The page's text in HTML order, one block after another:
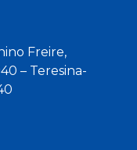
Freire,
– Teresina-